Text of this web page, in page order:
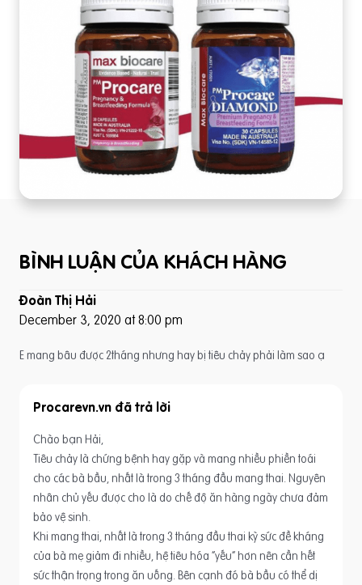
BÌNH LUẬN CỦA KHÁCH HÀNG
Đoàn Thị Hải
December 3, 2020 at 8:00 pm
E mang bâu được 2tháng nhưng hay bị tiêu chảy phải làm sao ạ
Procarevn.vn
Chào bạn Hải,
Tiêu chảy là chứng bệnh hay gặp và mang nhiều phiền toái
cho các bà bầu, nhất là trong 3 tháng đầu mang thai. Nguyên
nhân chủ yếu được cho là do chế độ ăn hàng ngày chưa đảm
bảo vệ sinh.
Khi mang thai, nhất là trong 3 tháng đầu thai kỳ sức đề kháng
của bà mẹ giảm đi nhiều, hệ tiêu hóa “yếu” hơn nên cần hết
sức thận trọng trong ăn uống. Bên cạnh đó bà bầu có thể dị